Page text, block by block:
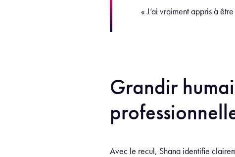
« J’ai vraiment appris à
Grandir
Avec le recul, Shana identifie